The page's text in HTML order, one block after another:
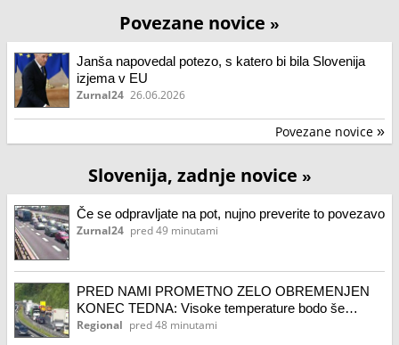
Povezane novice »
Janša napovedal potezo, s katero bi bila Slovenija
izjema v EU
Zurnal24 26.06.2026
Povezane novice »
Slovenija, zadnje novice »
Če se odpravljate na pot, nujno preverite to povezavo
Zurnal24 pred 49 minutami
PRED NAMI PROMETNO ZELO OBREMENJEN
KONEC TEDNA: Visoke temperature bodo še
vztrajale
Regional pred 48 minutami